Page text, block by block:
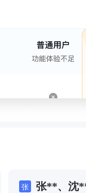
张 张**、沈